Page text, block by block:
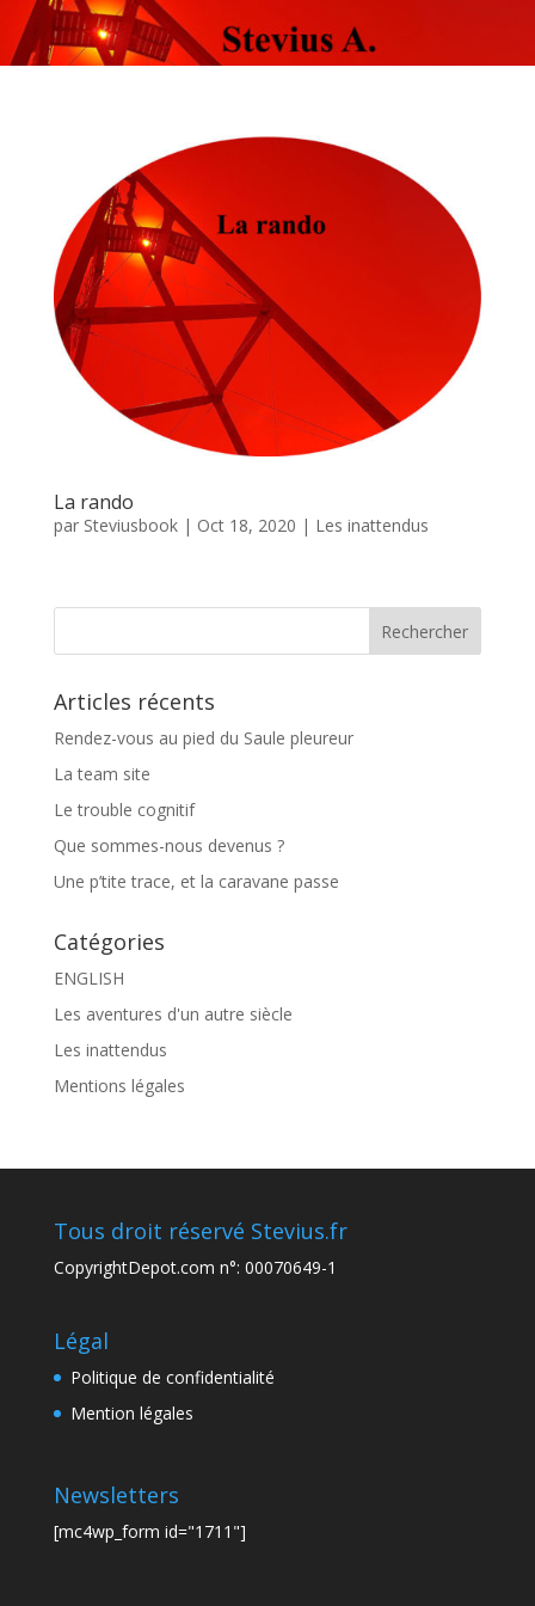
La rando
par Steviusbook| Oct 18, 2020 | Les inattendus
Articles récents
Rendez-vous au pied du Saule pleureur
La team site
Le trouble cognitif
Que sommes-nous devenus ?
Une p’tite trace, et la caravane passe
Catégories
ENGLISH
Les aventures d'un autre siècle
Les inattendus
Mentions légales
Tous droit réservé Stevius.fr
CopyrightDepot.com n°: 00070649-1
Légal
Politique de confidentialité
Mention légales
Newsletters
[mc4wp_form id="1711"]